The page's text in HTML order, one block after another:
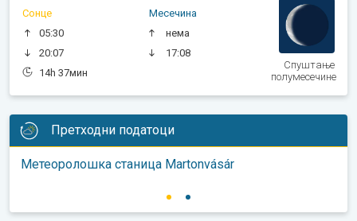
Сонце
05:30
20:07
14h 37мин
Месечина
нема
17:08
Спуштање
полумесечине
Претходни податоци
Метеоролошка станица Martonvásár